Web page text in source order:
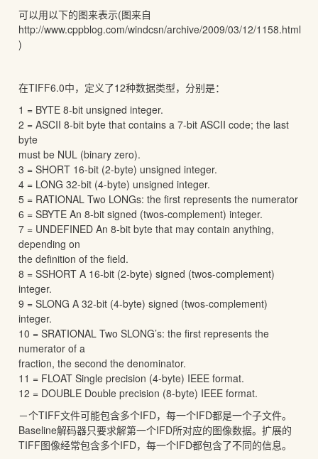
可以用以下的图来表示(图来自
http://www.cppblog.com/windcsn/archive/2009/03/12/1158.html
)
在TIFF6.0中，定义了12种数据类型，分别是：
1 = BYTE 8-bit unsigned integer.
2 = ASCII 8-bit byte that contains a 7-bit ASCII code; the last
byte
must be NUL (binary zero).
3 = SHORT 16-bit (2-byte) unsigned integer.
4 = LONG 32-bit (4-byte) unsigned integer.
5 = RATIONAL Two LONGs: the first represents the numerator
6 = SBYTE An 8-bit signed (twos-complement) integer.
7 = UNDEFINED An 8-bit byte that may contain anything,
depending on
the definition of the field.
8 = SSHORT A 16-bit (2-byte) signed (twos-complement)
integer.
9 = SLONG A 32-bit (4-byte) signed (twos-complement)
integer.
10 = SRATIONAL Two SLONG’s: the first represents the
numerator of a
fraction, the second the denominator.
11 = FLOAT Single precision (4-byte) IEEE format.
12 = DOUBLE Double precision (8-byte) IEEE format.
－个TIFF文件可能包含多个IFD，每一个IFD都是一个子文件。
Baseline解码器只要求解第一个IFD所对应的图像数据。扩展的
TIFF图像经常包含多个IFD，每一个IFD都包含了不同的信息。